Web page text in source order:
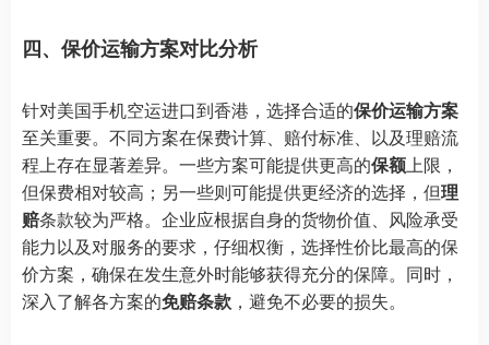
四、保价运输方案对比分析
针对美国手机空运进口到香港，选择合适的保价运输方案
至关重要。不同方案在保费计算、赔付标准、以及理赔流
程上存在显著差异。一些方案可能提供更高的保额上限，
但保费相对较高；另一些则可能提供更经济的选择，但理
赔条款较为严格。企业应根据自身的货物价值、风险承受
能力以及对服务的要求，仔细权衡，选择性价比最高的保
价方案，确保在发生意外时能够获得充分的保障。同时，
深入了解各方案的免赔条款 ，避免不必要的损失。